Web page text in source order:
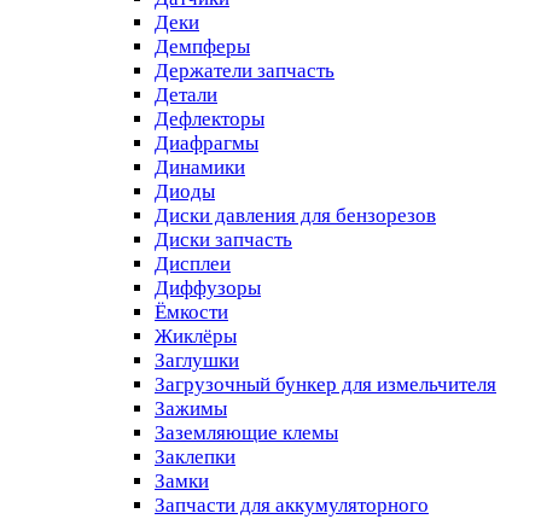
Деки
Демпферы
Держатели запчасть
Детали
Дефлекторы
Диафрагмы
Динамики
Диоды
Диски давления для бензорезов
Диски запчасть
Дисплеи
Диффузоры
Ёмкости
Жиклёры
Заглушки
Загрузочный бункер для измельчителя
Зажимы
Заземляющие клемы
Заклепки
Замки
Запчасти для аккумуляторного